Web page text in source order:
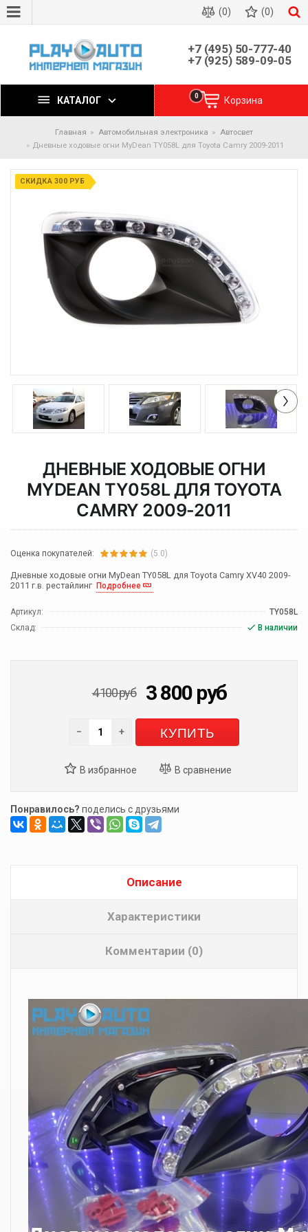
(0) (0)
+7 (495) 50-777-40
+7 (925) 589-09-05
КАТАЛОГ Корзина
0
Главная Автомобильная электроника
Автосвет
Дневные ходовые огни MyDean TY058L для Toyota Camry 2009-2011
СКИДКА 300 РУБ
ДНЕВНЫЕ ХОДОВЫЕ ОГНИ
MYDEAN TY058L ДЛЯ TOYOTA
CAMRY 2009-2011
Оценка покупателей: (5.0)
Дневные ходовые огни MyDean TY058L для Toyota Camry XV40 2009-
2011 г.в. рестайлинг Подробнее
Артикул:
TY058L
Склад:
В наличии
4 100руб 3 800 руб
− + КУПИТЬ
Понравилось? поделись с друзьями
Описание
Характеристики
Комментарии (0)